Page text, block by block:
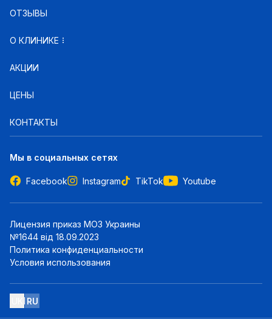
ОТЗЫВЫ
О КЛИНИКЕ
АКЦИИ
ЦЕНЫ
КОНТАКТЫ
Мы в социальных сетях
Facebook Instagram TikTok Youtube
Лицензия приказ МОЗ Украины
№1644 від 18.09.2023
Политика конфиденциальности
Условия использования
RU